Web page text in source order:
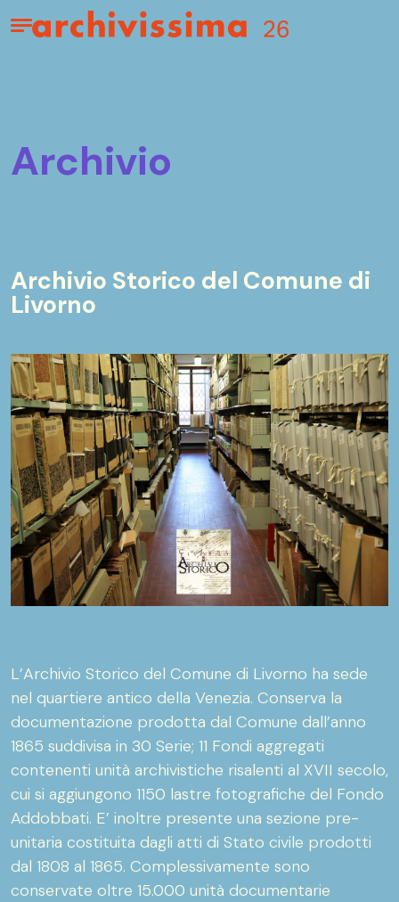
Home page
Apri il menu
archivio
Archivio Storico del Comune di
Livorno
L’Archivio Storico del Comune di Livorno ha sede
nel quartiere antico della Venezia. Conserva la
documentazione prodotta dal Comune dall’anno
1865 suddivisa in 30 Serie; 11 Fondi aggregati
contenenti unità archivistiche risalenti al XVII secolo,
cui si aggiungono 1150 lastre fotografiche del Fondo
Addobbati. E’ inoltre presente una sezione pre-
unitaria costituita dagli atti di Stato civile prodotti
dal 1808 al 1865. Complessivamente sono
conservate oltre 15.000 unità documentarie